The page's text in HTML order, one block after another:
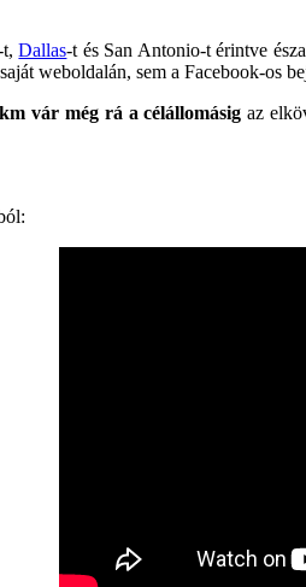
t,Dallas-t és San Antonio-t érintve
weboldalán, sem a Facebook-os
vár még rá a célállomásig az